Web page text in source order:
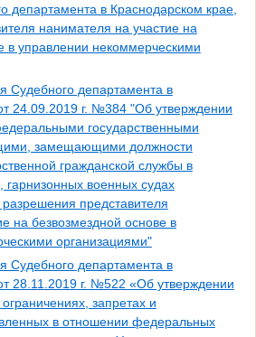
департамента в Краснодарском крае,
нанимателя на участие на
в управлении некоммерческими
Судебного департамента в
24.09.2019 г. №384 "Об утверждении
государственными
замещающими должности
гражданской службы в
гарнизонных военных судах
представителя
на безвозмездной основе в
организациями"
Судебного департамента в
28.11.2019 г. №522 «Об утверждении
запретах и
в отношении федеральных